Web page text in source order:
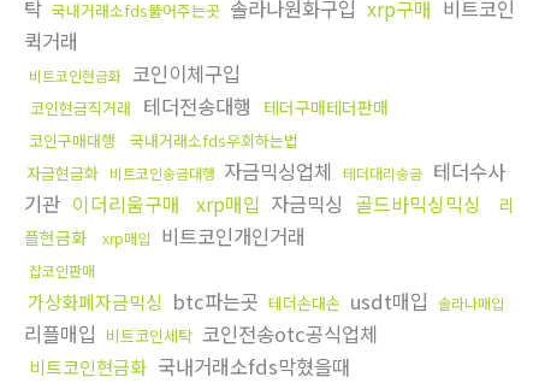
탁 국내거래소fds뚫어주는곳 솔라나원화구입 xrp구매 비트코인
퀵거래
비트코인현금화 코인이체구입
코인현금직거래 테더전송대행 테더구매테더판매
코인구매대행
국내거래소fds우회하는법
자금현금화 비트코인송금대행 자금믹싱업체 테더대리송금 테더수사
기관 이더리움구매 xrp매입 자금믹싱 골드바믹싱믹싱
리
플현금화
xrp매입 비트코인개인거래
잡코인판매
가상화폐자금믹싱 btc파는곳 테더손대손 usdt매입 솔라나매입
리플매입 비트코인세탁 코인전송otc공식업체
비트코인현금화 국내거래소fds막혔을때